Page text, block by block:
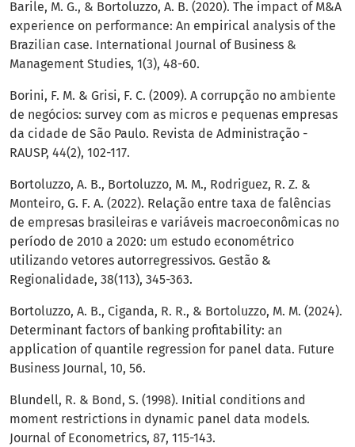
Barile, M. G., & Bortoluzzo, A. B. (2020). The impact of M&A
experience on performance: An empirical analysis of the
Brazilian case. International Journal of Business &
Management Studies, 1(3), 48-60.
Borini, F. M. & Grisi, F. C. (2009). A corrupção no ambiente
de negócios: survey com as micros e pequenas empresas
da cidade de São Paulo. Revista de Administração -
RAUSP, 44(2), 102-117.
Bortoluzzo, A. B., Bortoluzzo, M. M., Rodriguez, R. Z. &
Monteiro, G. F. A. (2022). Relação entre taxa de falências
de empresas brasileiras e variáveis macroeconômicas no
período de 2010 a 2020: um estudo econométrico
utilizando vetores autorregressivos. Gestão &
Regionalidade, 38(113), 345-363.
Bortoluzzo, A. B., Ciganda, R. R., & Bortoluzzo, M. M. (2024).
Determinant factors of banking profitability: an
application of quantile regression for panel data. Future
Business Journal, 10, 56.
Blundell, R. & Bond, S. (1998). Initial conditions and
moment restrictions in dynamic panel data models.
Journal of Econometrics, 87, 115-143.